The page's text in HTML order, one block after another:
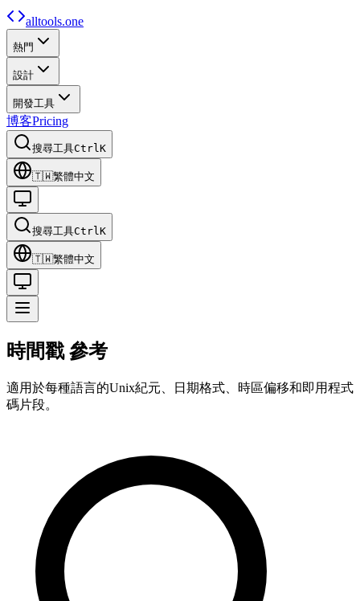
alltools.one
熱門
設計
開發工具
博客Pricing
搜尋工具CtrlK
🇹🇼繁體中文
搜尋工具CtrlK
🇹🇼繁體中文
時間戳 參考
適用於每種語言的Unix紀元、日期格式、時區偏移和即用程式
碼片段。